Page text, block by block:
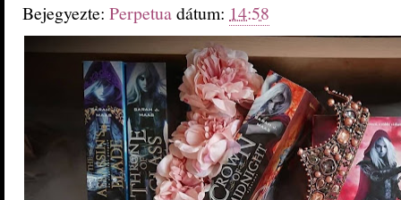
Bejegyezte: Perpetuadátum: 14:58